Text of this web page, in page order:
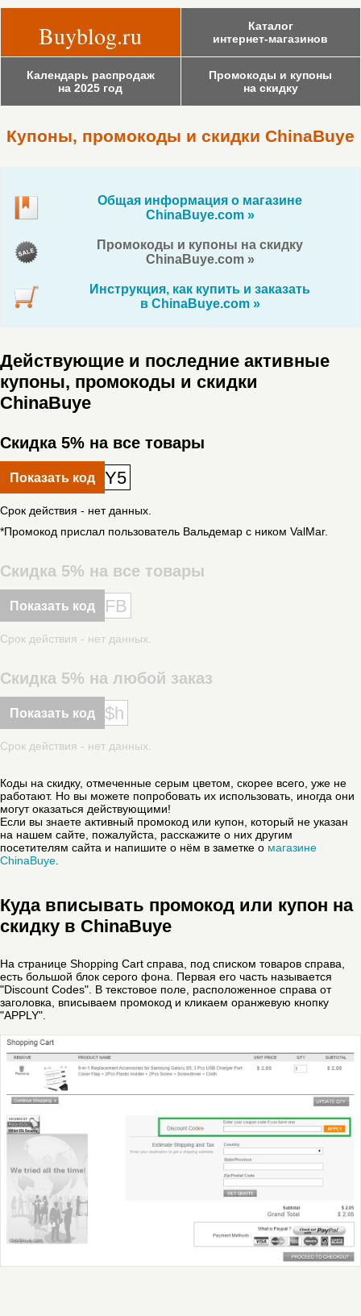
Buyblog.ru
Каталог
интернет-магазинов
Календарь распродаж
на 2025 год
Промокоды и купоны
на скидку
Купоны, промокоды и скидки ChinaBuye
Общая информация о магазине
ChinaBuye.com »
Промокоды и купоны на скидку
ChinaBuye.com »
Инструкция, как купить и заказать
в ChinaBuye.com »
Действующие и последние активные
купоны, промокоды и скидки
ChinaBuye
Скидка 5% на все товары
Показать код Y5
Срок действия - нет данных.
*Промокод прислал пользователь Вальдемар с ником ValMar.
Скидка 5% на все товары
Показать код FB
Срок действия - нет данных.
Скидка 5% на любой заказ
Показать код $h
Срок действия - нет данных.
Коды на скидку, отмеченные серым цветом, скорее всего, уже не
работают. Но вы можете попробовать их использовать, иногда они
могут оказаться действующими!
Если вы знаете активный промокод или купон, который не указан
на нашем сайте, пожалуйста, расскажите о них другим
посетителям сайта и напишите о нём в заметке о магазине
ChinaBuye
Куда вписывать промокод или купон на
скидку в ChinaBuye
На странице Shopping Cart справа, под списком товаров справа,
есть большой блок серого фона. Первая его часть называется
"Discount Codes". В текстовое поле, расположенное справа от
заголовка, вписываем промокод и кликаем оранжевую кнопку
"APPLY".